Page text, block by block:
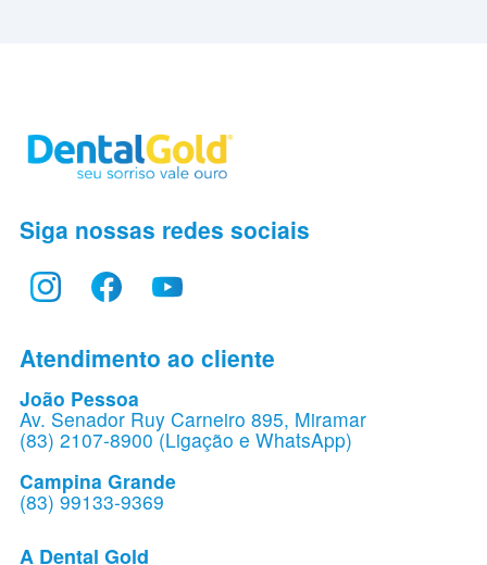
Siga nossas redes sociais
Atendimento ao cliente
João Pessoa
Av. Senador Ruy Carneiro 895, Miramar
(83) 2107-8900 (Ligação e WhatsApp)
Campina Grande
(83) 99133-9369
A Dental Gold